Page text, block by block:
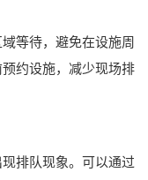
等待，避免在设施周
约设施，减少现场排
排队现象。可以通过